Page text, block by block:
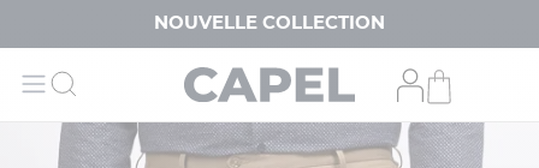
NOUVELLE COLLECTION